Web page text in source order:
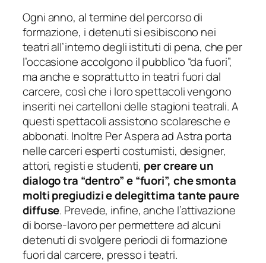
Ogni anno, al termine del percorso di
formazione, i detenuti si esibiscono nei
teatri all’interno degli istituti di pena, che per
l’occasione accolgono il pubblico “da fuori”,
ma anche e soprattutto in teatri fuori dal
carcere, così che i loro spettacoli vengono
inseriti nei cartelloni delle stagioni teatrali. A
questi spettacoli assistono scolaresche e
abbonati. Inoltre Per Aspera ad Astra porta
nelle carceri esperti costumisti, designer,
attori, registi e studenti, per creare un
dialogo tra “dentro” e “fuori”, che smonta
molti pregiudizi e delegittima tante paure
diffuse. Prevede, infine, anche l’attivazione
di borse-lavoro per permettere ad alcuni
detenuti di svolgere periodi di formazione
fuori dal carcere, presso i teatri.